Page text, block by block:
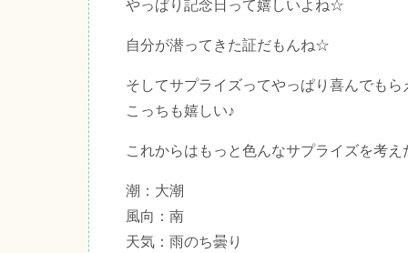
やっぱり記念日って嬉しいよね☆
自分が潜ってきた証だもんね☆
そしてサプライズってやっぱり喜んでもら
こっちも嬉しい♪
これからはもっと色んなサプライズを考え
潮：大潮
風向：南
天気：雨のち曇り